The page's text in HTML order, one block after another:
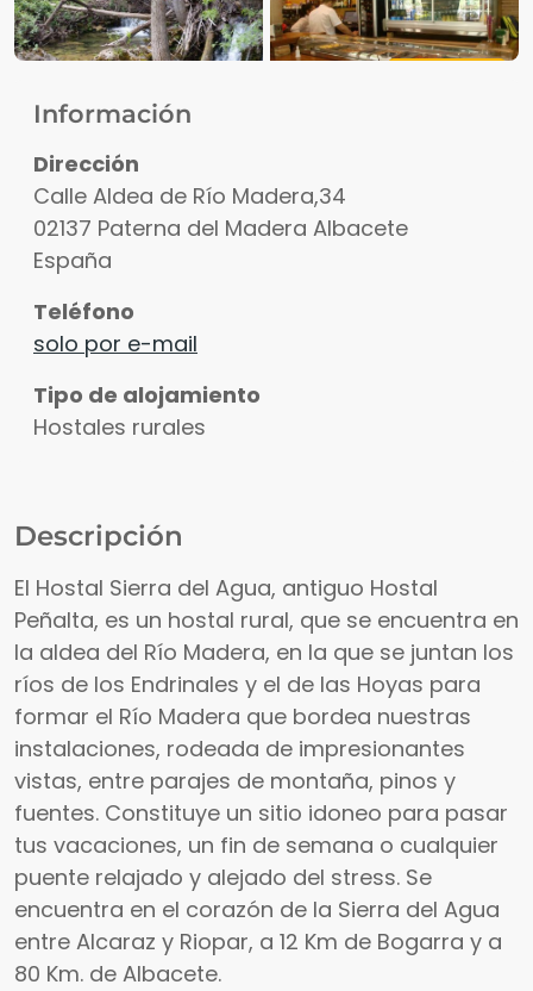
Información
Dirección
Calle Aldea de Río Madera,34
02137 Paterna del Madera Albacete
España
Teléfono
solo por e-mail
Tipo de alojamiento
Hostales rurales
Descripción
El Hostal Sierra del Agua, antiguo Hostal
Peñalta, es un hostal rural, que se encuentra en
la aldea del Río Madera, en la que se juntan los
ríos de los Endrinales y el de las Hoyas para
formar el Río Madera que bordea nuestras
instalaciones, rodeada de impresionantes
vistas, entre parajes de montaña, pinos y
fuentes. Constituye un sitio idoneo para pasar
tus vacaciones, un fin de semana o cualquier
puente relajado y alejado del stress. Se
encuentra en el corazón de la Sierra del Agua
entre Alcaraz y Riopar, a 12 Km de Bogarra y a
80 Km. de Albacete.